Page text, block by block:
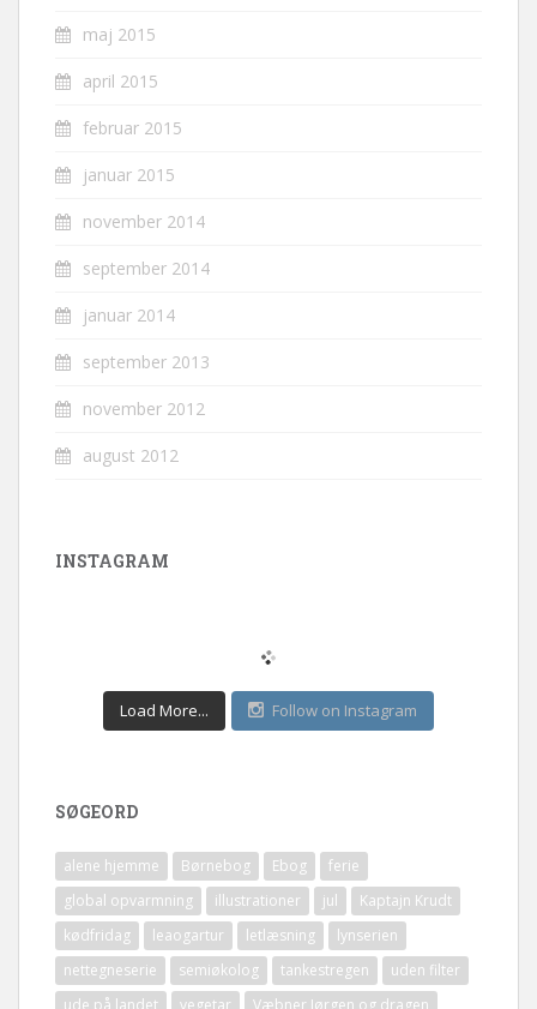
maj 2015
april 2015
februar 2015
januar 2015
november 2014
september 2014
januar 2014
september 2013
november 2012
august 2012
INSTAGRAM
Load More... Follow on Instagram
SØGEORD
alene hjemme Børnebog Ebog
ferie
global opvarmning
illustrationer jul
Kaptajn Krudt
kødfridag
leaogartur letlæsning
lynserien
nettegneserie
semiøkolog tankestregen
uden filter
ude på landet
vegetar Væbner Jørgen og dragen